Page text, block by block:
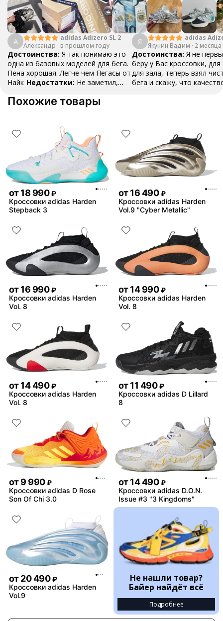
А
adidas Adizero SL 2
Александр · в прошлом году
Достоинства: Я так понимаю это
одна из базовых моделей для бега.
Пена хорошая. Легче чем Пегасы от
Найк Недостатки: Не заметил,
Тренируюсь две недели, ничего не
Я
adidas
Boston 13
Якунин Вадим · 2
Достоинства: Я не
беру у Вас кроссовки,
для зала, теперь взял
бега и скажу, что
Похожие товары
от18 990 ₽
Кроссовки adidas Harden
Stepback 3
от16 490 ₽
Кроссовки adidas Harden
Vol.9 "Cyber Metallic"
от16 990 ₽
Кроссовки adidas Harden
Vol. 8
от14 990 ₽
Кроссовки adidas Harden
Vol. 8
от14 490 ₽
Кроссовки adidas Harden
Vol. 8
от11 490 ₽
Кроссовки adidas D Lillard
8
от9 990 ₽
Кроссовки adidas D Rose
Son Of Chi 3.0
от14 490 ₽
Кроссовки adidas D.O.N.
Issue #3 "3 Kingdoms"
от20 490 ₽
Кроссовки adidas Harden
Vol.9
Не нашли товар?
Байер найдёт всё
Подробнее